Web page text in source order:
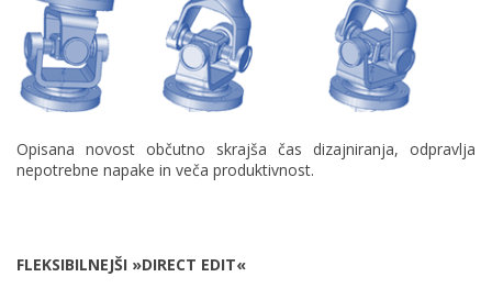
Opisana novost občutno skrajša čas dizajniranja, odpravlja
nepotrebne napake in veča produktivnost.
FLEKSIBILNEJŠI »DIRECT EDIT«